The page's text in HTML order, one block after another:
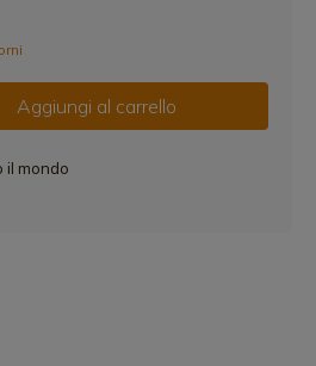
Aggiungi al carrello
il mondo